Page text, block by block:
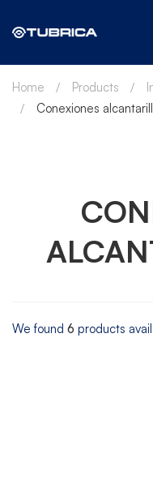
Home Products
Conexiones
We found 6 products